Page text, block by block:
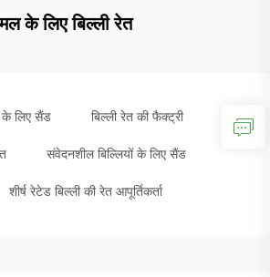
मल के लिए बिल्ली रेत
के लिए सैंड बिल्ली रेत की फैक्ट्री
संवेदनशील बिल्लियों के लिए सैंड
शीर्ष रेटेड बिल्ली की रेत आपूर्तिकर्ता